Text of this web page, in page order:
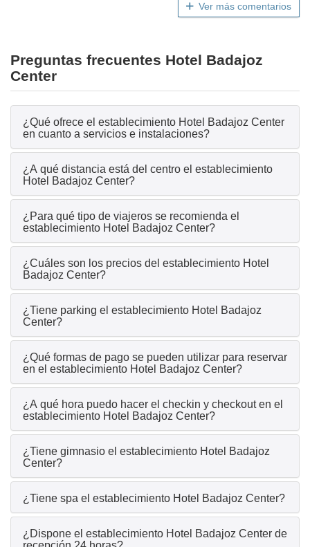
Ver más comentarios
Preguntas frecuentes Hotel Badajoz
Center
¿Qué ofrece el establecimiento Hotel Badajoz Center
en cuanto a servicios e instalaciones?
¿A qué distancia está del centro el establecimiento
Hotel Badajoz Center?
¿Para qué tipo de viajeros se recomienda el
establecimiento Hotel Badajoz Center?
¿Cuáles son los precios del establecimiento Hotel
Badajoz Center?
¿Tiene parking el establecimiento Hotel Badajoz
Center?
¿Qué formas de pago se pueden utilizar para reservar
en el establecimiento Hotel Badajoz Center?
¿A qué hora puedo hacer el checkin y checkout en el
establecimiento Hotel Badajoz Center?
¿Tiene gimnasio el establecimiento Hotel Badajoz
Center?
¿Tiene spa el establecimiento Hotel Badajoz Center?
¿Dispone el establecimiento Hotel Badajoz Center de